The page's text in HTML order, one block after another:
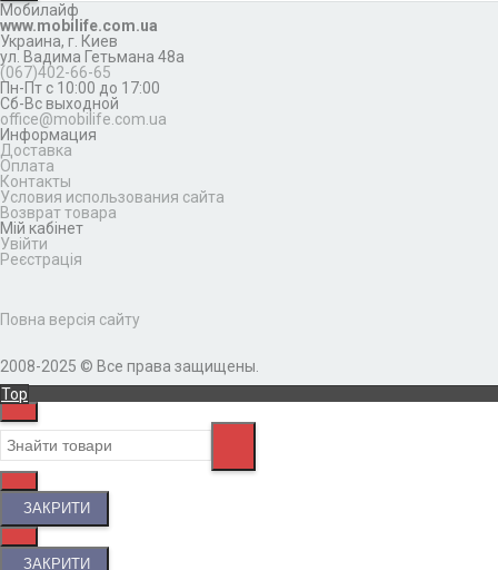
Мобилайф
www.mobilife.com.ua
Украина, г. Киев
ул. Вадима Гетьмана 48а
(067)402-66-65
Пн-Пт с 10:00 до 17:00
Сб-Вс выходной
office@mobilife.com.ua
Информация
Доставка
Оплата
Контакты
Условия использования сайта
Возврат товара
Мій кабінет
Увійти
Реєстрація
Повна версія сайту
2008-2025 © Все права защищены.
Top
ЗАКРИТИ
ЗАКРИТИ